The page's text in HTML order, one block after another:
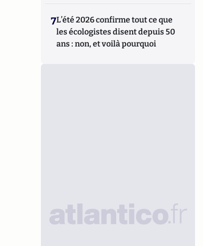
7L’été 2026 confirme tout ce que
les écologistes disent depuis 50
ans : non, et voilà pourquoi